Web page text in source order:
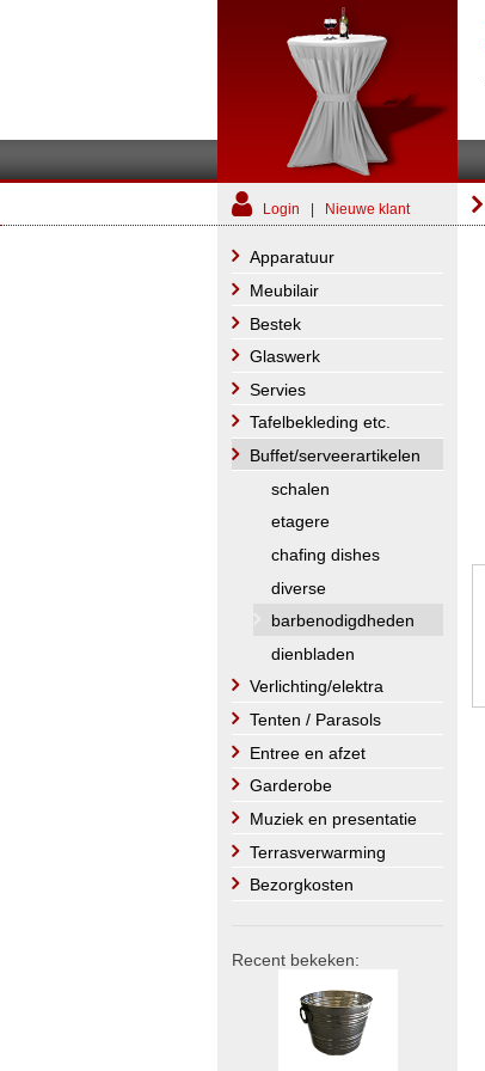
Login Nieuwe klant
Apparatuur
Meubilair
Bestek
Glaswerk
Servies
Tafelbekleding etc.
Buffet/serveerartikelen
schalen
etagere
chafing dishes
diverse
barbenodigdheden
dienbladen
Verlichting/elektra
Tenten / Parasols
Entree en afzet
Garderobe
Muziek en presentatie
Terrasverwarming
Bezorgkosten
Recent bekeken: